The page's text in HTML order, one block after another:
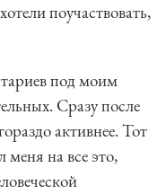
поучаствовать,
под моим
Сразу после
активнее. Тот
на все это,